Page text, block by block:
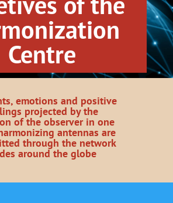
Centre
emotions and positive
projected by the
of the observer in one
antennas are
through the network
around the globe